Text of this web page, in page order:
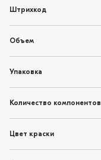
Штрихкод
Объем
Упаковка
Количество компонентов
Цвет краски